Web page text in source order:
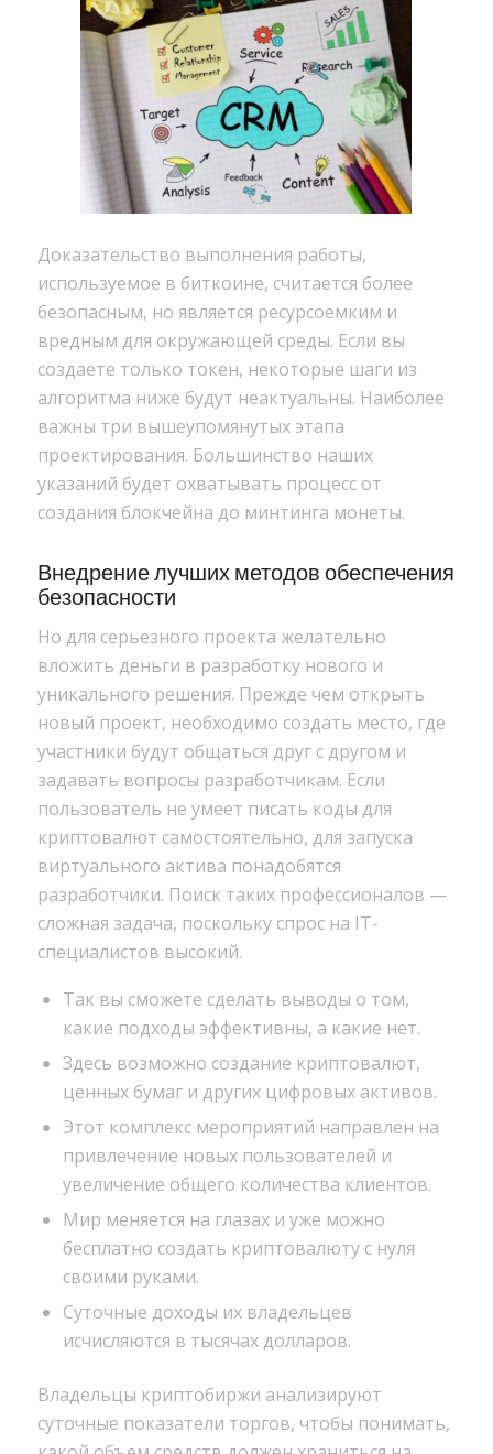
Доказательство выполнения работы,
используемое в биткоине, считается более
безопасным, но является ресурсоемким и
вредным для окружающей среды. Если вы
создаете только токен, некоторые шаги из
алгоритма ниже будут неактуальны. Наиболее
важны три вышеупомянутых этапа
проектирования. Большинство наших
указаний будет охватывать процесс от
создания блокчейна до минтинга монеты.
Внедрение лучших методов обеспечения
безопасности
Но для серьезного проекта желательно
вложить деньги в разработку нового и
уникального решения. Прежде чем открыть
новый проект, необходимо создать место, где
участники будут общаться друг с другом и
задавать вопросы разработчикам. Если
пользователь не умеет писать коды для
криптовалют самостоятельно, для запуска
виртуального актива понадобятся
разработчики. Поиск таких профессионалов —
сложная задача, поскольку спрос на IT-
специалистов высокий.
Так вы сможете сделать выводы о том,
какие подходы эффективны, а какие нет.
Здесь возможно создание криптовалют,
ценных бумаг и других цифровых активов.
Этот комплекс мероприятий направлен на
привлечение новых пользователей и
увеличение общего количества клиентов.
Мир меняется на глазах и уже можно
бесплатно создать криптовалюту с нуля
своими руками.
Суточные доходы их владельцев
исчисляются в тысячах долларов.
Владельцы криптобиржи анализируют
суточные показатели торгов, чтобы понимать,